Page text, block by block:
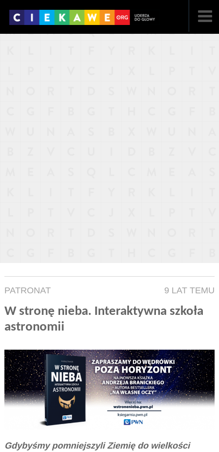
PATRONAT 9 LAT TEMU
W stronę nieba. Interaktywna szkoła
astronomii
Gdybyśmy pomniejszyli Ziemię do wielkości